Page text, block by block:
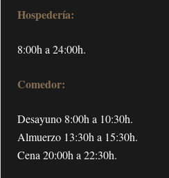
Hospedería:
8:00h a 24:00h.
Comedor:
Desayuno 8:00h a 10:30h.
Almuerzo 13:30h a 15:30h.
Cena 20:00h a 22:30h.